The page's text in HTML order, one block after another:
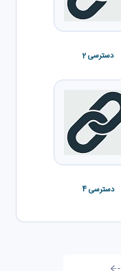
دسترسی 2
دسترسی 4